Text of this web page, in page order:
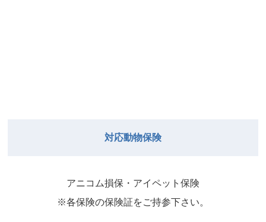
対応動物保険
アニコム損保・アイペット保険
※各保険の保険証をご持参下さい。